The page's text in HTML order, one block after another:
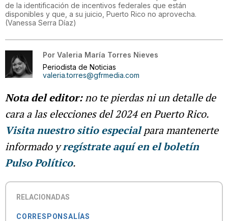
de la identificación de incentivos federales que están
disponibles y que, a su juicio, Puerto Rico no aprovecha.
(Vanessa Serra Díaz)
Por Valeria María Torres Nieves
Periodista de Noticias
valeria.torres@gfrmedia.com
Nota del editor:no te pierdas ni un detalle de
cara a las elecciones del 2024 en Puerto Rico.
Visita nuestro sitio especialpara mantenerte
informado yregístrate aquí en el boletín
Pulso Político.
RELACIONADAS
CORRESPONSALÍAS